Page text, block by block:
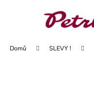
Domů SLEVY !
Zpět
obchodu
Zpět
obchodu